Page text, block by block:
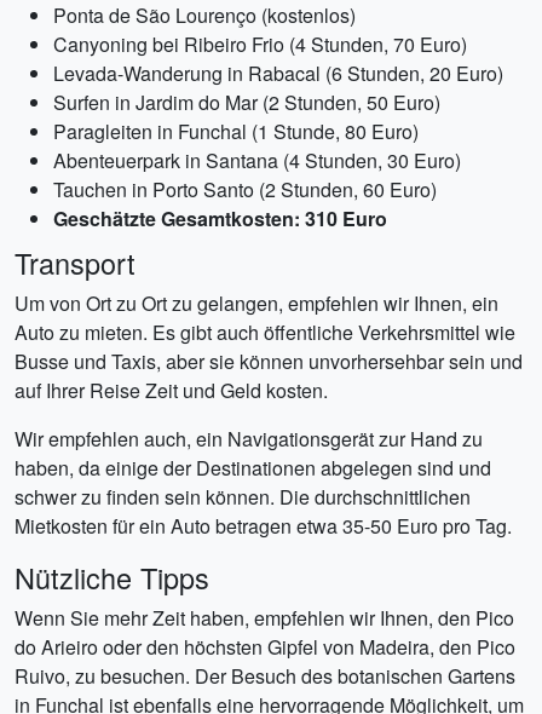
Ponta de São Lourenço (kostenlos)
Canyoning bei Ribeiro Frio (4 Stunden, 70 Euro)
Levada-Wanderung in Rabacal (6 Stunden, 20 Euro)
Surfen in Jardim do Mar (2 Stunden, 50 Euro)
Paragleiten in Funchal (1 Stunde, 80 Euro)
Abenteuerpark in Santana (4 Stunden, 30 Euro)
Tauchen in Porto Santo (2 Stunden, 60 Euro)
Geschätzte Gesamtkosten: 310 Euro
Transport
Um von Ort zu Ort zu gelangen, empfehlen wir Ihnen, ein
Auto zu mieten. Es gibt auch öffentliche Verkehrsmittel wie
Busse und Taxis, aber sie können unvorhersehbar sein und
auf Ihrer Reise Zeit und Geld kosten.
Wir empfehlen auch, ein Navigationsgerät zur Hand zu
haben, da einige der Destinationen abgelegen sind und
schwer zu finden sein können. Die durchschnittlichen
Mietkosten für ein Auto betragen etwa 35-50 Euro pro Tag.
Nützliche Tipps
Wenn Sie mehr Zeit haben, empfehlen wir Ihnen, den Pico
do Arieiro oder den höchsten Gipfel von Madeira, den Pico
Ruivo, zu besuchen. Der Besuch des botanischen Gartens
in Funchal ist ebenfalls eine hervorragende Möglichkeit, um